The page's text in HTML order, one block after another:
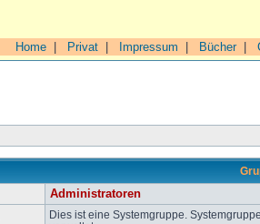
Home Privat Impressum Bücher|
Administratoren
Dies ist eine Systemgruppe.